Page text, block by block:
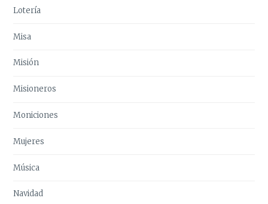
Lotería
Misa
Misión
Misioneros
Moniciones
Mujeres
Música
Navidad